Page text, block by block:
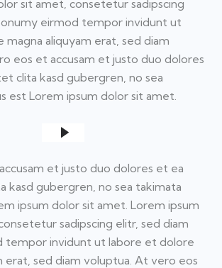
sit amet, consetetur sadipscing
eirmod tempor invidunt ut
aliquyam erat, sed diam
eos et accusam et justo duo dolores
clita kasd gubergren, no sea
est Lorem ipsum dolor sit amet.
et justo duo dolores et ea
kasd gubergren, no sea takimata
ipsum dolor sit amet. Lorem ipsum
sadipscing elitr, sed diam
tempor invidunt ut labore et dolore
erat, sed diam voluptua. At vero eos